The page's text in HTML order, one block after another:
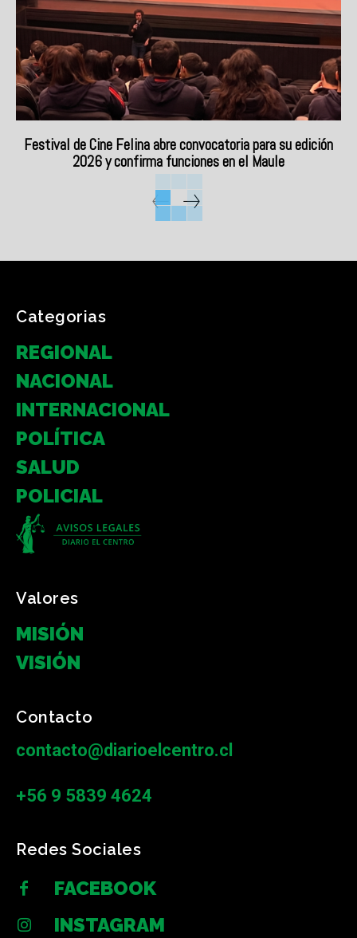
Festival de Cine Felina abre convocatoria para su edición
2026 y confirma funciones en el Maule
Categorias
REGIONAL
NACIONAL
INTERNACIONAL
POLÍTICA
SALUD
POLICIAL
Valores
MISIÓN
VISIÓN
Contacto
contacto@diarioelcentro.cl
+56 9 5839 4624
Redes Sociales
FACEBOOK
INSTAGRAM